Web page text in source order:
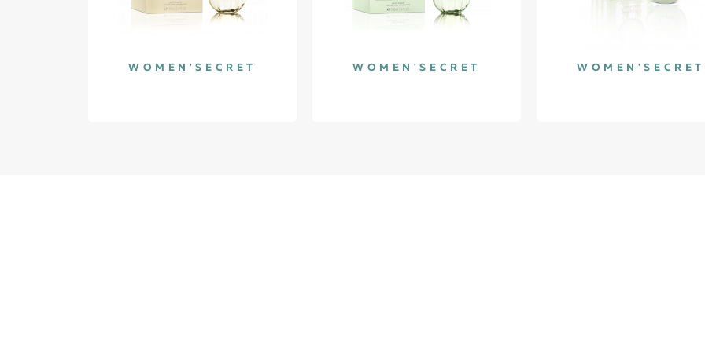
WOMEN'SECRET WOMEN'SECRET WOMEN'SECRET